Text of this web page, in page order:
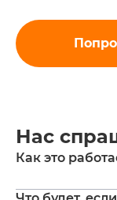
Нас
Как это